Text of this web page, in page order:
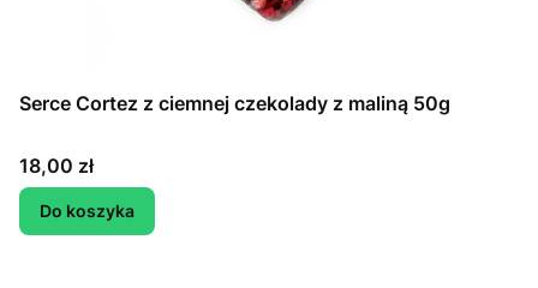
Serce Cortez z ciemnej czekolady z maliną 50g
Cena
18,00 zł
Do koszyka